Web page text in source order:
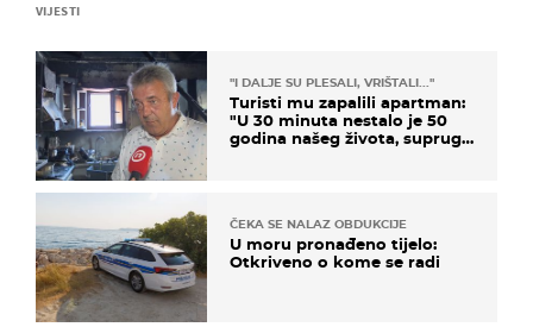
VIJESTI
"I DALJE SU PLESALI, VRIŠTALI..."
Turisti mu zapalili apartman:
"U 30 minuta nestalo je 50
godina našeg života, supruga
ČEKA SE NALAZ OBDUKCIJE
U moru pronađeno tijelo:
Otkriveno o kome se radi